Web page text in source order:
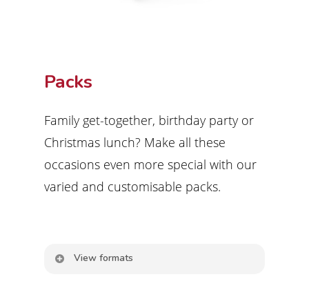
Packs
Family get-together, birthday party or
Christmas lunch? Make all these
occasions even more special with our
varied and customisable packs.
View formats